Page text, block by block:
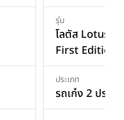
รุ่น
โลตัส Lotus
First Edition
ประเภท
รถเก๋ง 2 ประตู